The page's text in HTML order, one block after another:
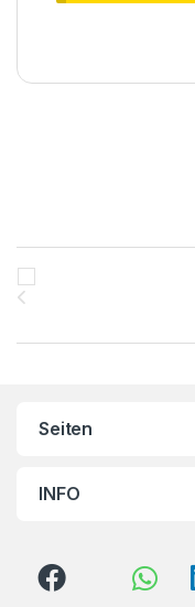
Brands Carousel
Seiten
INFO